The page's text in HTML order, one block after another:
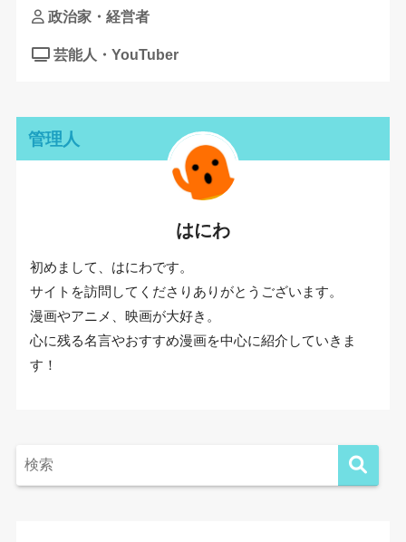
政治家・経営者
芸能人・YouTuber
管理人
はにわ
初めまして、はにわです。
サイトを訪問してくださりありがとうございます。
漫画やアニメ、映画が大好き。
心に残る名言やおすすめ漫画を中心に紹介していきま
す！